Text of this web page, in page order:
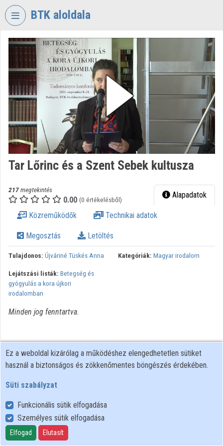
Fejléc kihagyása
BTK aloldala
VIDEOTORIUM
BÖLCSÉSZETTUDOMÁNYI
KUTATÓKÖZPONT
Intézményi kezdőlap
Bejelentkezés
Intézményi felfedezés
Kategóriák
Intézményi listák
Intézmények
Közreműködők
Tar Lőrinc és a Szent Sebek kultusza
217megtekintés
0.00 (0 értékelésből) Alapadatok
Közreműködők Technikai adatok
Megosztás Letöltés
Tulajdonos: Újváriné Tüskés Anna Kategóriák: Magyar irodalom
Lejátszási listák: Betegség és
gyógyulás a kora újkori
irodalomban
Minden jog fenntartva.
Felhasználói szabályzat
Adatkezelési tájékoztató
Süti szabályzat
Ez a weboldal kizárólag a működéshez elengedhetetlen sütiket
használ a biztonságos és zökkenőmentes böngészés érdekében.
Süti szabályzat
Funkcionális sütik elfogadása
Személyes sütik elfogadása
Elfogad Elutasít